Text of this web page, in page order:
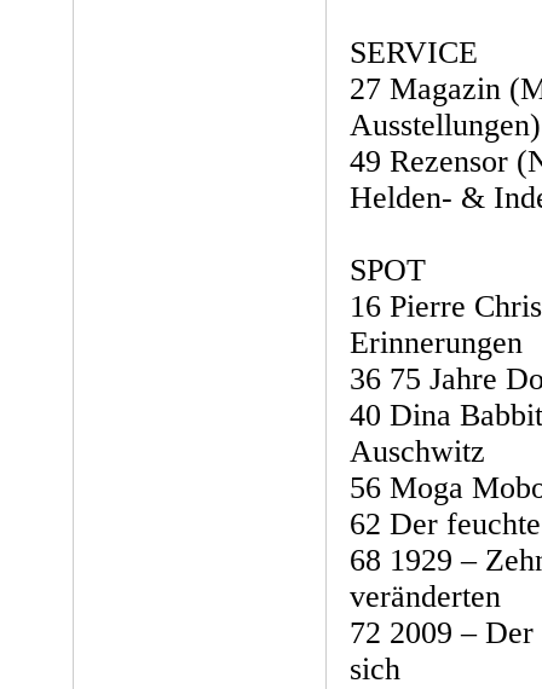
SERVICE
27 Magazin
Ausstellungen)
49 Rezensor
Helden- &
SPOT
16 Pierre
Erinnerungen
36 75 Jahre
40 Dina
Auschwitz
56 Moga
62 Der
68 1929 –
veränderten
72 2009 –
sich